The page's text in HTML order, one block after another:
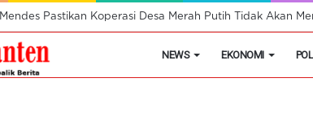
Mendes Pastikan Koperasi Desa Merah Putih Tidak Akan
NEWS EKONOMI